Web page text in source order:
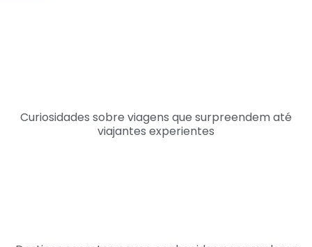
Curiosidades sobre viagens que surpreendem até
viajantes experientes